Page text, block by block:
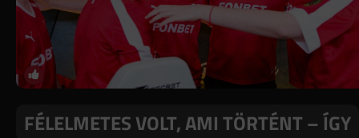
FÉLELMETES VOLT, AMI TÖRTÉNT – ÍGY